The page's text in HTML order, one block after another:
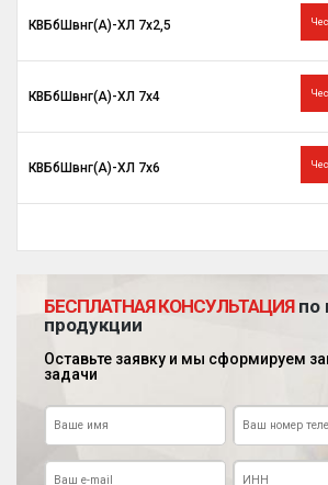
КВБбШвнг(A)-ХЛ 7х2,5
КВБбШвнг(A)-ХЛ 7х4
КВБбШвнг(A)-ХЛ 7х6
БЕСПЛАТНАЯ КОНСУЛЬТАЦИЯпо
продукции
Оставьте заявку и мы сформируем
задачи